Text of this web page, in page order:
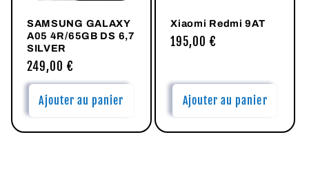
SAMSUNG GALAXY
A05 4R/65GB DS 6,7
SILVER
Prix
habituel
249,00 €
Ajouter au panier
Xiaomi Redmi 9AT
Prix
195,00 €
Ajouter au panier